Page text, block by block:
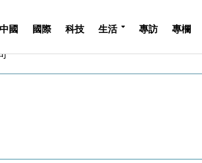
中國 國際 科技 生活 專訪 專欄
高消費客群